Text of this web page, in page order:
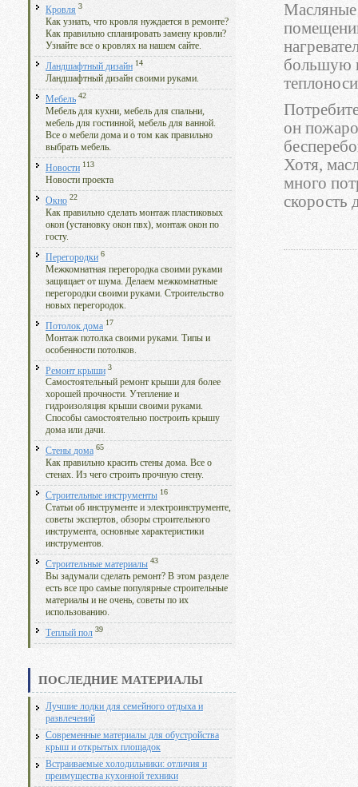
Кровля 3
Как узнать, что кровля нуждается в ремонте?
Как правильно спланировать замену кровли?
Узнайте все о кровлях на нашем сайте.
Ландшафтный дизайн 14
Ландшафтный дизайн своими руками.
Мебель 42
Мебель для кухни, мебель для спальни,
мебель для гостинной, мебель для ванной.
Все о мебели дома и о том как правильно
выбрать мебель.
Новости 113
Новости проекта
Окно 22
Как правильно сделать монтаж пластиковых
окон (установку окон пвх), монтаж окон по
госту.
Перегородки 6
Межкомнатная перегородка своими руками
защищает от шума. Делаем межкомнатные
перегородки своими руками. Строительство
новых перегородок.
Потолок дома 17
Монтаж потолка своими руками. Типы и
особенности потолков.
Ремонт крыши 3
Самостоятельный ремонт крыши для более
хорошей прочности. Утепление и
гидроизоляция крыши своими руками.
Способы самостоятельно построить крышу
дома или дачи.
Стены дома 65
Как правильно красить стены дома. Все о
стенах. Из чего строить прочную стену.
Строительные инструменты 16
Статьи об инструменте и электроинструменте,
советы экспертов, обзоры строительного
инструмента, основные характеристики
инструментов.
Строительные материалы 43
Вы задумали сделать ремонт? В этом разделе
есть все про самые популярные строительные
материалы и не очень, советы по их
использованию.
Теплый пол 39
ПОСЛЕДНИЕ МАТЕРИАЛЫ
Лучшие лодки для семейного отдыха и
развлечений
Современные материалы для обустройства
крыш и открытых площадок
Встраиваемые холодильники: отличия и
преимущества кухонной техники
Масляные
большую
он
Хотя,
много
скорость